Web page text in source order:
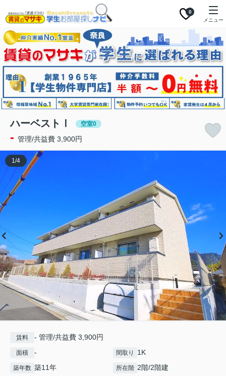
0
メニュー
ハーベストⅠ 空室0
- 管理/共益費 3,900円
1/4
賃料 - 管理/共益費 3,900円
面積 - 間取り 1K
築年数 築11年 所在階 2階/2階建